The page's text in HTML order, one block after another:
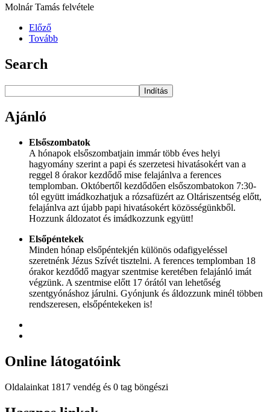
Molnár Tamás felvétele
Előző
Tovább
Search
Indítás
Ajánló
Elsőszombatok
A hónapok elsőszombatjain immár több éves helyi
hagyomány szerint a papi és szerzetesi hivatásokért van a
reggel 8 órakor kezdődő mise felajánlva a ferences
templomban. Októbertől kezdődően elsőszombatokon 7:30-
tól együtt imádkozhatjuk a rózsafüzért az Oltáriszentség előtt,
felajánlva azt újabb papi hivatásokért közösségünkből.
Hozzunk áldozatot és imádkozzunk együtt!
Elsőpéntekek
Minden hónap elsőpéntekjén különös odafigyeléssel
szeretnénk Jézus Szívét tisztelni. A ferences templomban 18
órakor kezdődő magyar szentmise keretében felajánló imát
végzünk. A szentmise előtt 17 órától van lehetőség
szentgyónáshoz járulni. Gyónjunk és áldozzunk minél többen
rendszeresen, elsőpéntekeken is!
Online látogatóink
Oldalainkat 1817 vendég és 0 tag böngészi
Hindi